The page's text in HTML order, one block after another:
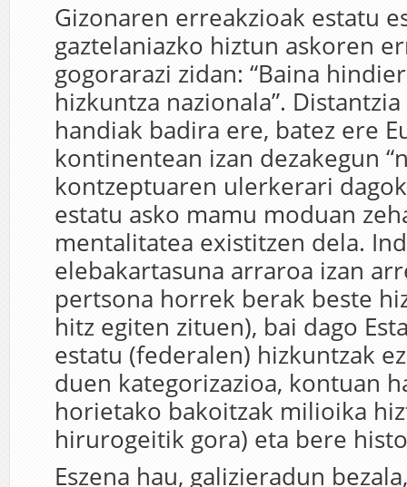
Gizonaren erreakzioak estatu
gaztelaniazko hiztun askoren
gogorarazi zidan: “Baina
hizkuntza nazionala”.
handiak badira ere, batez ere
kontinentean izan dezakegun
kontzeptuaren ulerkerari
estatu asko mamu moduan
mentalitatea existitzen dela.
elebakartasuna arraroa izan
pertsona horrek berak beste
hitz egiten zituen), bai dago
estatu (federalen) hizkuntzak
duen kategorizazioa, kontuan
horietako bakoitzak milioika
hirurogeitik gora) eta bere
Eszena hau, galizieradun